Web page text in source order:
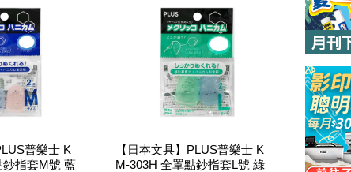
普樂士 K
鈔指套M號 藍
【日本文具】PLUS普樂士 K
M-303H 全罩點鈔指套L號 綠